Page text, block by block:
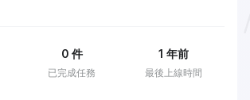
已完成任務
0 件
最後上線時間
1 年前